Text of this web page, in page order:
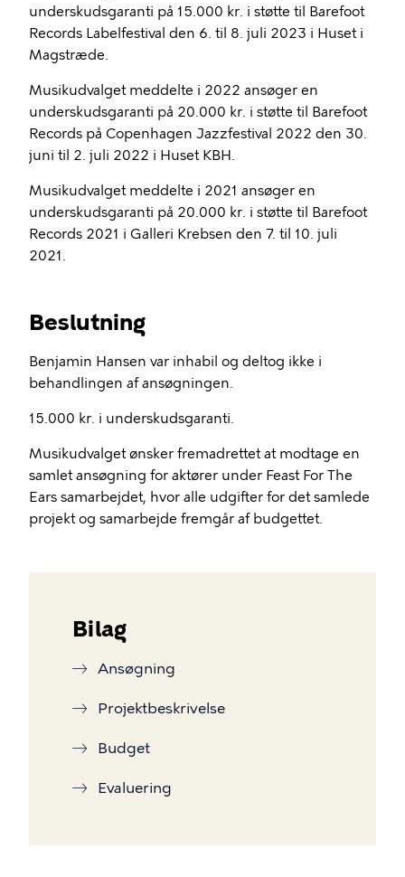
underskudsgaranti på 15.000 kr. i støtte til Barefoot
Records Labelfestival den 6. til 8. juli 2023 i Huset i
Magstræde.
Musikudvalget meddelte i 2022 ansøger en
underskudsgaranti på 20.000 kr. i støtte til Barefoot
Records på Copenhagen Jazzfestival 2022 den 30.
juni til 2. juli 2022 i Huset KBH.
Musikudvalget meddelte i 2021 ansøger en
underskudsgaranti på 20.000 kr. i støtte til Barefoot
Records 2021 i Galleri Krebsen den 7. til 10. juli
2021.
Beslutning
Benjamin Hansen var inhabil og deltog ikke i
behandlingen af ansøgningen.
15.000 kr. i underskudsgaranti.
Musikudvalget ønsker fremadrettet at modtage en
samlet ansøgning for aktører under Feast For The
Ears samarbejdet, hvor alle udgifter for det samlede
projekt og samarbejde fremgår af budgettet.
Bilag
Ansøgning
Projektbeskrivelse
Budget
Evaluering